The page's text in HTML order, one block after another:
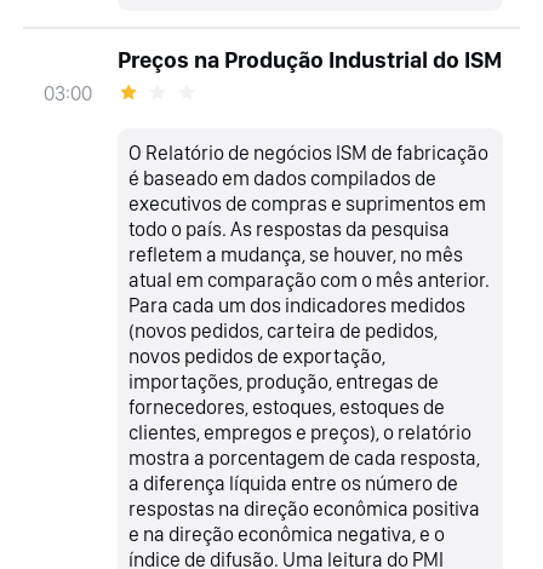
03:00
Preços na Produção Industrial do ISM
O Relatório de negócios ISM de fabricação
é baseado em dados compilados de
executivos de compras e suprimentos em
todo o país. As respostas da pesquisa
refletem a mudança, se houver, no mês
atual em comparação com o mês anterior.
Para cada um dos indicadores medidos
(novos pedidos, carteira de pedidos,
novos pedidos de exportação,
importações, produção, entregas de
fornecedores, estoques, estoques de
clientes, empregos e preços), o relatório
mostra a porcentagem de cada resposta,
a diferença líquida entre os número de
respostas na direção econômica positiva
e na direção econômica negativa, e o
índice de difusão. Uma leitura do PMI